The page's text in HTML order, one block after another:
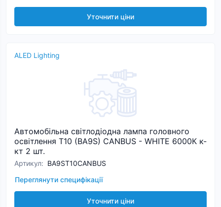
Уточнити ціни
ALED Lighting
Автомобільна світлодіодна лампа головного
освітлення T10 (BA9S) CANBUS - WHITE 6000К к-
кт 2 шт.
Артикул: BA9ST10CANBUS
Переглянути специфікації
Уточнити ціни